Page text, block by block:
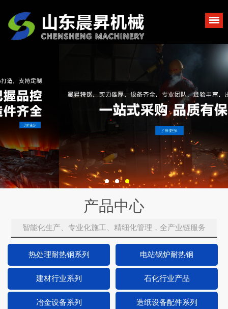
产品中心
智能化生产、专业化施工、精细化管理，全产业链服务
热处理耐热钢系列 电站锅炉耐热钢
建材行业系列 石化行业产品
冶金设备系列 造纸设备配件系列